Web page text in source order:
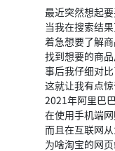
最近突然想起
当我在搜索结
着急想要了解
找到想要的商品
事后我仔细对
这就让我有点惊
2021年阿里巴
在使用手机端
而且在互联网
为啥淘宝的网